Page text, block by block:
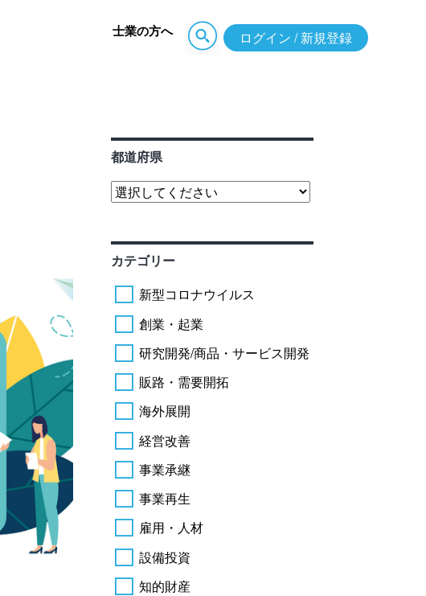
士業の方へ ログイン / 新規登録
都道府県
カテゴリー
新型コロナウイルス
創業・起業
研究開発/商品・サービス開発
販路・需要開拓
海外展開
経営改善
事業承継
事業再生
雇用・人材
設備投資
知的財産